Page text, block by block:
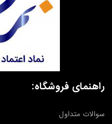
راهنمای فروشگاه:
سوالات متداول